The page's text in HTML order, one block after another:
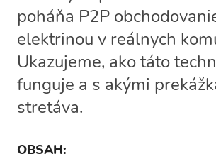
poháňa P2P
elektrinou v reálnych
Ukazujeme, ako táto
funguje a s akými
stretáva.
OBSAH: